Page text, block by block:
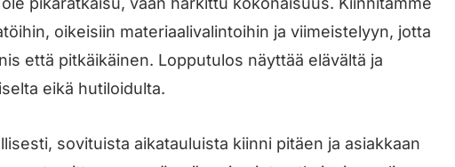
oikeisiin materiaalivalintoihin ja viimeistelyyn, jotta
että pitkäikäinen. Lopputulos näyttää elävältä ja
eikä hutiloidulta.
sovituista aikatauluista kiinni pitäen ja asiakkaan